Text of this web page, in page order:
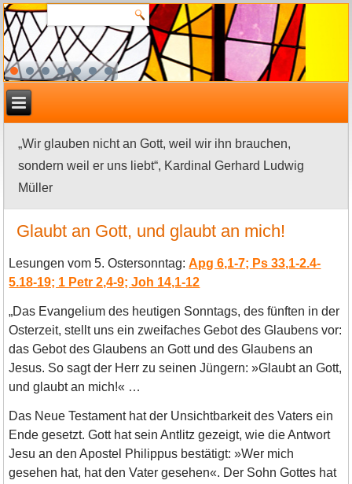
„Wir glauben nicht an Gott, weil wir ihn brauchen,
sondern weil er uns liebt“, Kardinal Gerhard Ludwig
Müller
Glaubt an Gott, und glaubt an mich!
Lesungen vom 5. Ostersonntag:Apg 6,1-7; Ps 33,1-2.4-
5.18-19; 1 Petr 2,4-9; Joh 14,1-12
„Das Evangelium des heutigen Sonntags, des fünften in der
Osterzeit, stellt uns ein zweifaches Gebot des Glaubens vor:
das Gebot des Glaubens an Gott und des Glaubens an
Jesus. So sagt der Herr zu seinen Jüngern: »Glaubt an Gott,
und glaubt an mich!« …
Das Neue Testament hat der Unsichtbarkeit des Vaters ein
Ende gesetzt. Gott hat sein Antlitz gezeigt, wie die Antwort
Jesu an den Apostel Philippus bestätigt: »Wer mich
gesehen hat, hat den Vater gesehen«. Der Sohn Gottes hat